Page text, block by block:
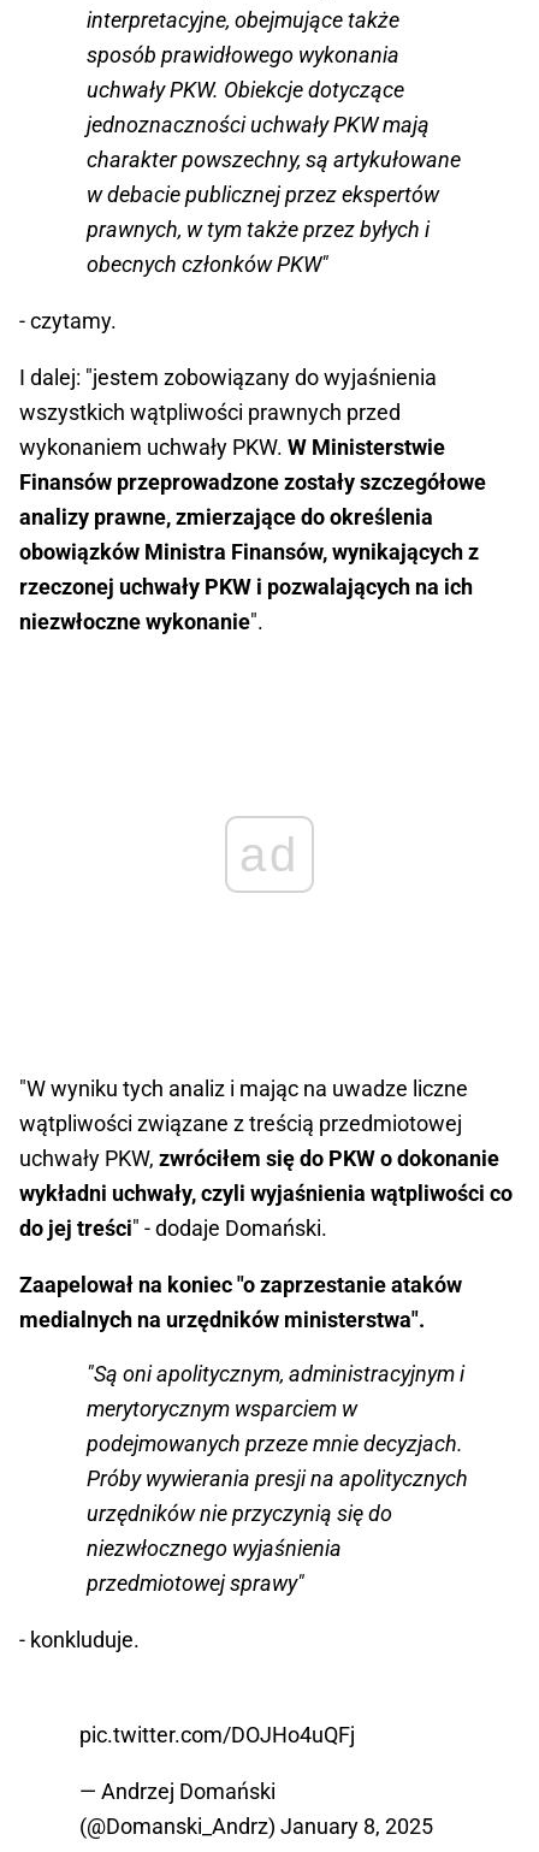
interpretacyjne, obejmujące także
sposób prawidłowego wykonania
uchwały PKW. Obiekcje dotyczące
jednoznaczności uchwały PKW mają
charakter powszechny, są artykułowane
w debacie publicznej przez ekspertów
prawnych, w tym także przez byłych i
obecnych członków PKW"
- czytamy.
I dalej: "jestem zobowiązany do wyjaśnienia
wszystkich wątpliwości prawnych przed
wykonaniem uchwały PKW. W Ministerstwie
Finansów przeprowadzone zostały szczegółowe
analizy prawne, zmierzające do określenia
obowiązków Ministra Finansów, wynikających z
rzeczonej uchwały PKW i pozwalających na ich
niezwłoczne wykonanie".
ad
"W wyniku tych analiz i mając na uwadze liczne
wątpliwości związane z treścią przedmiotowej
uchwały PKW, zwróciłem się do PKW o dokonanie
wykładni uchwały, czyli wyjaśnienia wątpliwości co
do jej treści" - dodaje Domański.
Zaapelował na koniec "o zaprzestanie ataków
medialnych na urzędników ministerstwa".
"Są oni apolitycznym, administracyjnym i
merytorycznym wsparciem w
podejmowanych przeze mnie decyzjach.
Próby wywierania presji na apolitycznych
urzędników nie przyczynią się do
niezwłocznego wyjaśnienia
przedmiotowej sprawy"
- konkluduje.
pic.twitter.com/DOJHo4uQFj
— Andrzej Domański
(@Domanski_Andrz) January 8, 2025